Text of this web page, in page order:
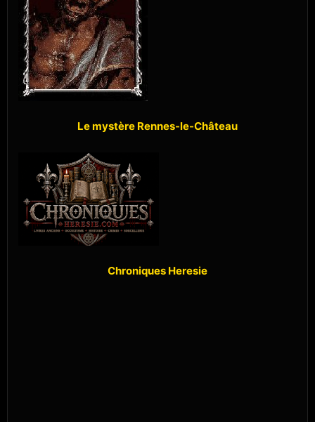
Le mystère Rennes-le-Château
Chroniques Heresie